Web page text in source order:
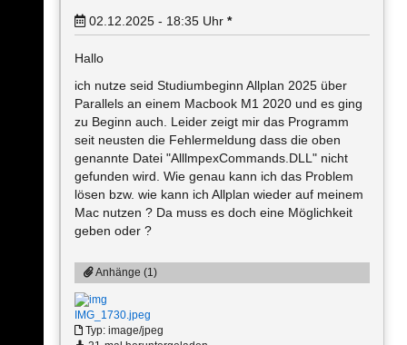
02.12.2025 - 18:35 Uhr *
Hallo
ich nutze seid Studiumbeginn Allplan 2025 über
Parallels an einem Macbook M1 2020 und es ging
zu Beginn auch. Leider zeigt mir das Programm
seit neusten die Fehlermeldung dass die oben
genannte Datei "AlllmpexCommands.DLL" nicht
gefunden wird. Wie genau kann ich das Problem
lösen bzw. wie kann ich Allplan wieder auf meinem
Mac nutzen ? Da muss es doch eine Möglichkeit
geben oder ?
Anhänge (1)
IMG_1730.jpeg
Typ: image/jpeg